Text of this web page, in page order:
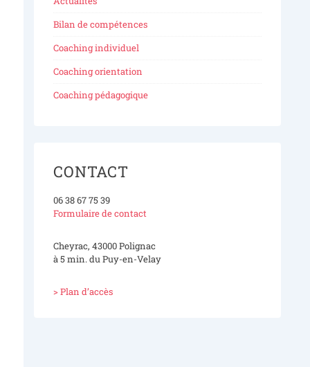
Bilan de compétences
Coaching individuel
Coaching orientation
Coaching pédagogique
CONTACT
06 38 67 75 39
Formulaire de contact
Cheyrac, 43000 Polignac
à 5 min. du Puy-en-Velay
> Plan d’accès